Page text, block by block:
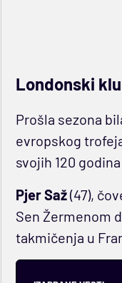
Londonski
Prošla sezona
evropskog
svojih 120
Pjer Saž(47),
Sen Žermenom
takmičenja u